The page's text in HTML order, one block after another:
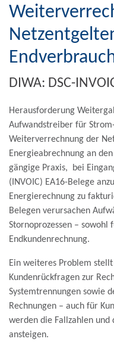
DIWA: DSC-
Herausforderung
Aufwandstreiber für
Weiterverrechnung der
Energieabrechnung an
gängige Praxis, bei
(INVOIC) EA16-Belege
Energierechnung zu
Belegen verursachen
Stornoprozessen – sowohl
Endkundenrechnung.
Ein weiteres Problem
Kundenrückfragen zur
Systemtrennungen sowie
Rechnungen – auch für
werden die Fallzahlen
ansteigen.